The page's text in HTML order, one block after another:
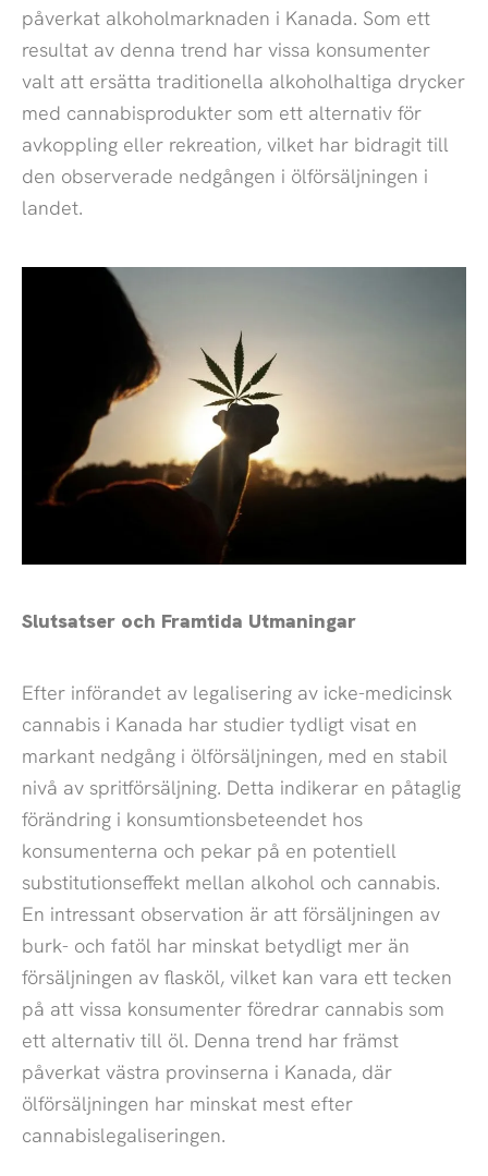
påverkat alkoholmarknaden i Kanada. Som ett
resultat av denna trend har vissa konsumenter
valt att ersätta traditionella alkoholhaltiga drycker
med cannabisprodukter som ett alternativ för
avkoppling eller rekreation, vilket har bidragit till
den observerade nedgången i ölförsäljningen i
landet.
Slutsatser och Framtida Utmaningar
Efter införandet av legalisering av icke-medicinsk
cannabis i Kanada har studier tydligt visat en
markant nedgång i ölförsäljningen, med en stabil
nivå av spritförsäljning. Detta indikerar en påtaglig
förändring i konsumtionsbeteendet hos
konsumenterna och pekar på en potentiell
substitutionseffekt mellan alkohol och cannabis.
En intressant observation är att försäljningen av
burk- och fatöl har minskat betydligt mer än
försäljningen av flasköl, vilket kan vara ett tecken
på att vissa konsumenter föredrar cannabis som
ett alternativ till öl. Denna trend har främst
påverkat västra provinserna i Kanada, där
ölförsäljningen har minskat mest efter
cannabislegaliseringen.